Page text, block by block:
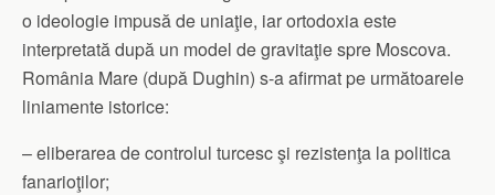
o ideologie impusă de uniaţie, iar ortodoxia este
interpretată după un model de gravitaţie spre Moscova.
România Mare (după Dughin) s-a afirmat pe următoarele
liniamente istorice:
– eliberarea de controlul turcesc şi rezistenţa la politica
fanarioţilor;